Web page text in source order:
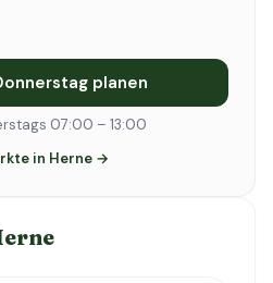
planen
07:00 – 13:00
in Herne →